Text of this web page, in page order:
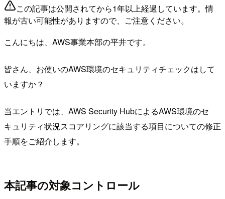
この記事は公開されてから1年以上経過しています。情
報が古い可能性がありますので、ご注意ください。
こんにちは、AWS事業本部の平井です。
皆さん、お使いのAWS環境のセキュリティチェックはして
いますか？
当エントリでは、AWS Security HubによるAWS環境のセ
キュリティ状況スコアリングに該当する項目についての修正
手順をご紹介します。
本記事の対象コントロール